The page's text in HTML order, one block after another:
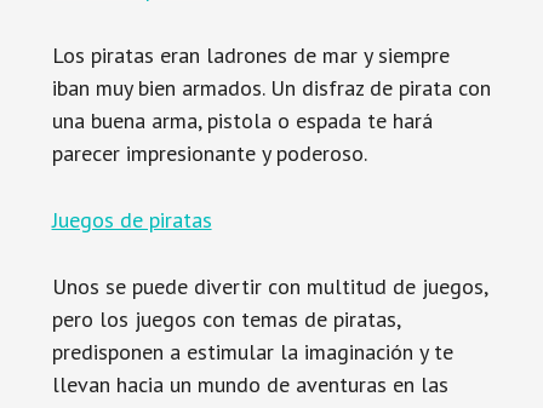
Los piratas eran ladrones de mar y siempre
iban muy bien armados. Un disfraz de pirata con
una buena arma, pistola o espada te hará
parecer impresionante y poderoso.
Juegos de piratas
Unos se puede divertir con multitud de juegos,
pero los juegos con temas de piratas,
predisponen a estimular la imaginación y te
llevan hacia un mundo de aventuras en las